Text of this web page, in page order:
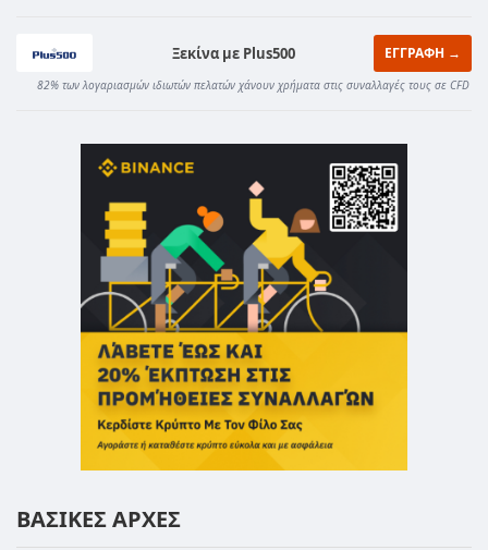
Ξεκίνα με Plus500 ΕΓΓΡΑΦΗ →
82% των λογαριασμών ιδιωτών πελατών χάνουν χρήματα στις συναλλαγές τους σε CFD
ΒΑΣΙΚΕΣ ΑΡΧΕΣ